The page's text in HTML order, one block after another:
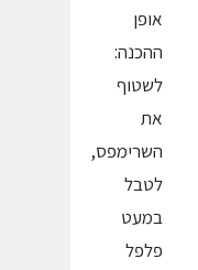
אופן
ההכנה:
לשטוף
את
השרימפס,
לטבל
במעט
פלפל